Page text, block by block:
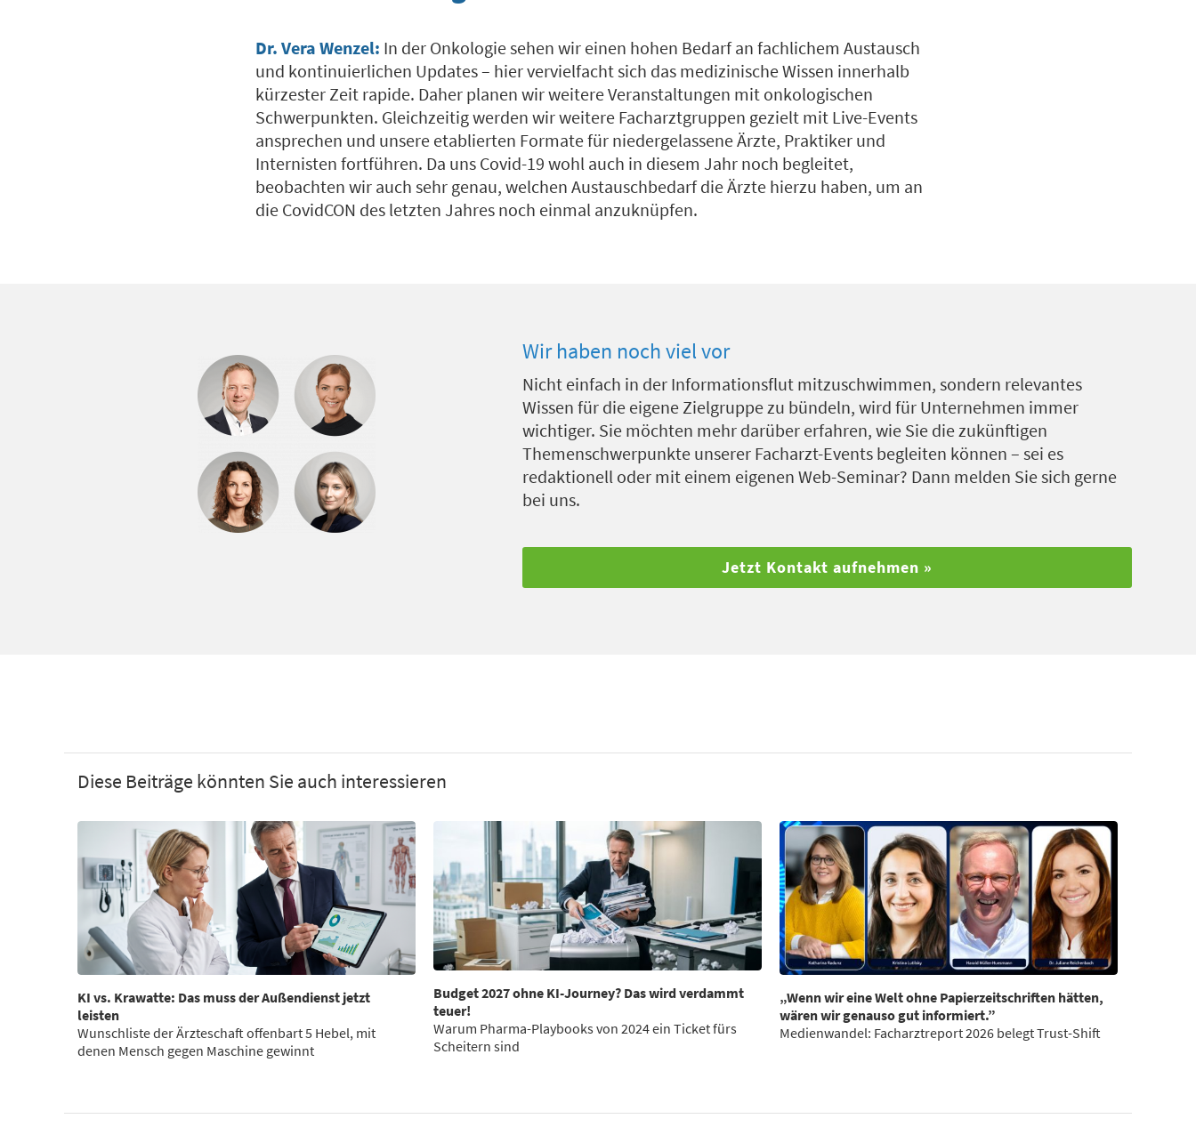
Dr. Vera Wenzel: In der Onkologie sehen wir einen hohen Bedarf an fachlichem Austausch
und kontinuierlichen Updates – hier vervielfacht sich das medizinische Wissen innerhalb
kürzester Zeit rapide. Daher planen wir weitere Veranstaltungen mit onkologischen
Schwerpunkten. Gleichzeitig werden wir weitere Facharztgruppen gezielt mit Live-Events
ansprechen und unsere etablierten Formate für niedergelassene Ärzte, Praktiker und
Internisten fortführen. Da uns Covid-19 wohl auch in diesem Jahr noch begleitet,
beobachten wir auch sehr genau, welchen Austauschbedarf die Ärzte hierzu haben, um an
die CovidCON des letzten Jahres noch einmal anzuknüpfen.
Wir haben noch viel vor
Nicht einfach in der Informationsflut mitzuschwimmen, sondern relevantes
Wissen für die eigene Zielgruppe zu bündeln, wird für Unternehmen immer
wichtiger. Sie möchten mehr darüber erfahren, wie Sie die zukünftigen
Themenschwerpunkte unserer Facharzt-Events begleiten können – sei es
redaktionell oder mit einem eigenen Web-Seminar? Dann melden Sie sich gerne
bei uns.
Jetzt Kontakt aufnehmen »
Diese Beiträge könnten Sie auch interessieren
KI vs. Krawatte: Das muss der Außendienst jetzt
leisten
Wunschliste der Ärzteschaft offenbart 5 Hebel, mit
denen Mensch gegen Maschine gewinnt
Budget 2027 ohne KI-Journey? Das wird verdammt
teuer!
Warum Pharma-Playbooks von 2024 ein Ticket fürs
Scheitern sind
„Wenn wir eine Welt ohne Papierzeitschriften hätten,
wären wir genauso gut informiert.”
Medienwandel: Facharztreport 2026 belegt Trust-Shift